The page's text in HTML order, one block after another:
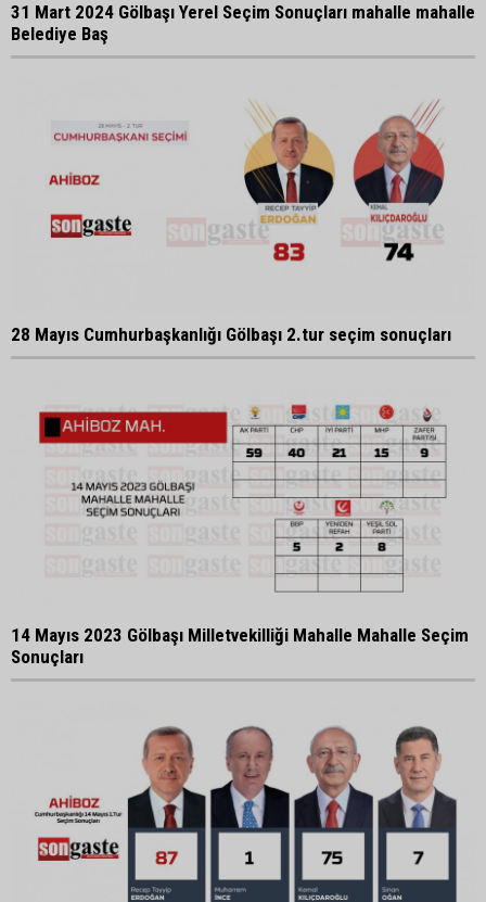
31 Mart 2024 Gölbaşı Yerel Seçim Sonuçları mahalle mahalle
Belediye Baş
28 Mayıs Cumhurbaşkanlığı Gölbaşı 2.tur seçim sonuçları
14 Mayıs 2023 Gölbaşı Milletvekilliği Mahalle Mahalle Seçim
Sonuçları